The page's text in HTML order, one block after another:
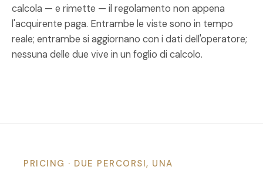
calcola — e rimette — il regolamento non appena
l'acquirente paga. Entrambe le viste sono in tempo
reale; entrambe si aggiornano con i dati dell'operatore;
nessuna delle due vive in un foglio di calcolo.
PRICING · DUE PERCORSI, UNA